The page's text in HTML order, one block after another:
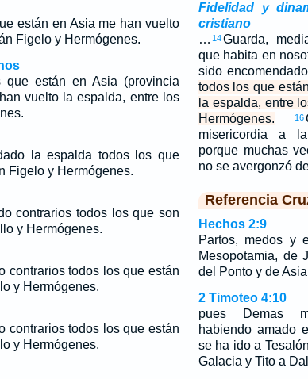
están en Asia me han vuelto
Figelo y Hermógenes.
están en Asia (provincia
vuelto la espalda, entre los
la espalda todos los que
Figelo y Hermógenes.
contrarios todos los que son
y Hermógenes.
contrarios todos los que están
y Hermógenes.
contrarios todos los que están
y Hermógenes.
Fidelidad y
cristiano
… 14Guarda,
que habita en
sido
todos los que
la espalda, entre
Hermógenes.
16
misericordia a
porque muchas
no se avergonzó
Referencia
Hechos 2:9
Partos, medos y
Mesopotamia, de
del Ponto y de
2 Timoteo 4:10
pues Demas
habiendo amado
se ha ido a
Galacia y Tito a